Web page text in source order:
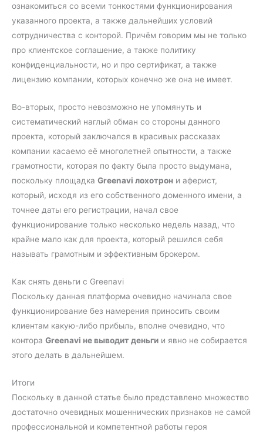
ознакомиться со всеми тонкостями функционирования
указанного проекта, а также дальнейших условий
сотрудничества с конторой. Причём говорим мы не только
про клиентское соглашение, а также политику
конфиденциальности, но и про сертификат, а также
лицензию компании, которых конечно же она не имеет.
Во-вторых, просто невозможно не упомянуть и
систематический наглый обман со стороны данного
проекта, который заключался в красивых рассказах
компании касаемо её многолетней опытности, а также
грамотности, которая по факту была просто выдумана,
поскольку площадка Greenavi лохотрон и аферист,
который, исходя из его собственного доменного имени, а
точнее даты его регистрации, начал свое
функционирование только несколько недель назад, что
крайне мало как для проекта, который решился себя
называть грамотным и эффективным брокером.
Как снять деньги с Greenavi
Поскольку данная платформа очевидно начинала свое
функционирование без намерения приносить своим
клиентам какую-либо прибыль, вполне очевидно, что
контора Greenavi не выводит деньги и явно не собирается
этого делать в дальнейшем.
Итоги
Поскольку в данной статье было представлено множество
достаточно очевидных мошеннических признаков не самой
профессиональной и компетентной работы героя